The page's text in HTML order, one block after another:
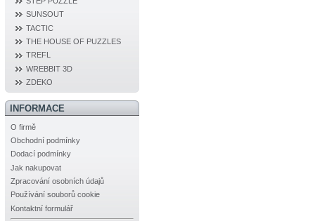
SUNSOUT
TACTIC
THE HOUSE OF PUZZLES
TREFL
WREBBIT 3D
ZDEKO
INFORMACE
O firmě
Obchodní podmínky
Dodací podmínky
Jak nakupovat
Zpracování osobních údajů
Používání souborů cookie
Kontaktní formulář